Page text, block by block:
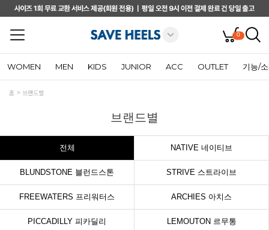
0
WOMEN MEN KIDS JUNIOR ACC OUTLET 기능/
홈 브랜드별
브랜드별
전체 NATIVE 네이티브
BLUNDSTONE 블런드스톤 STRIVE 스트라이브
FREEWATERS 프리워터스 ARCHIES 아치스
PICCADILLY 피카딜리 LEMOUTON 르무통